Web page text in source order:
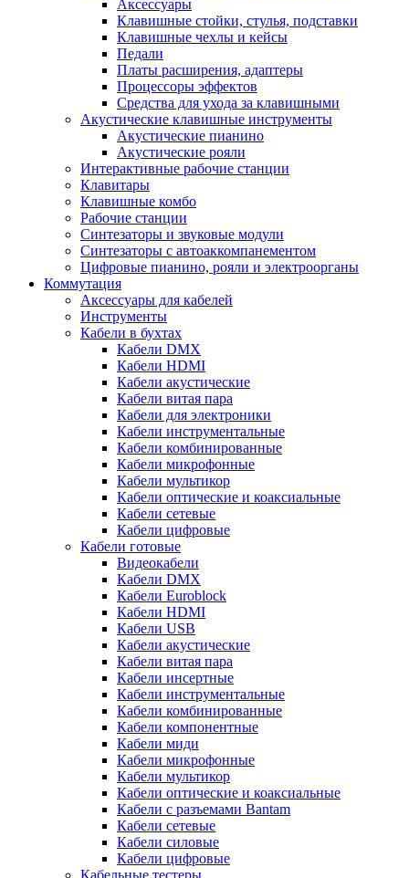
Аксессуары
Клавишные стойки, стулья, подставки
Клавишные чехлы и кейсы
Педали
Платы расширения, адаптеры
Процессоры эффектов
Средства для ухода за клавишными
Акустические клавишные инструменты
Акустические пианино
Акустические рояли
Интерактивные рабочие станции
Клавитары
Клавишные комбо
Рабочие станции
Синтезаторы и звуковые модули
Синтезаторы с автоаккомпанементом
Цифровые пианино, рояли и электроорганы
Коммутация
Аксессуары для кабелей
Инструменты
Кабели в бухтах
Кабели DMX
Кабели HDMI
Кабели акустические
Кабели витая пара
Кабели для электроники
Кабели инструментальные
Кабели комбинированные
Кабели микрофонные
Кабели мультикор
Кабели оптические и коаксиальные
Кабели сетевые
Кабели цифровые
Кабели готовые
Видеокабели
Кабели DMX
Кабели Euroblock
Кабели HDMI
Кабели USB
Кабели акустические
Кабели витая пара
Кабели инсертные
Кабели инструментальные
Кабели комбинированные
Кабели компонентные
Кабели миди
Кабели микрофонные
Кабели мультикор
Кабели оптические и коаксиальные
Кабели с разъемами Bantam
Кабели сетевые
Кабели силовые
Кабели цифровые
Кабельные тестеры